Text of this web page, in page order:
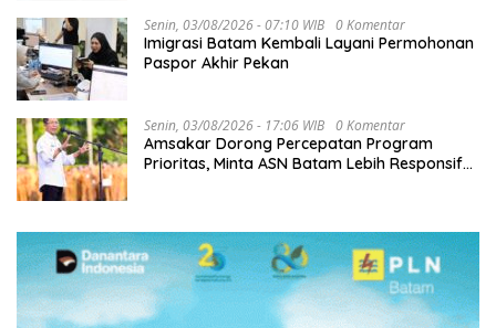
Senin, 03/08/2026 - 07:10 WIB 0 Komentar
Imigrasi Batam Kembali Layani Permohonan
Paspor Akhir Pekan
Senin, 03/08/2026 - 17:06 WIB 0 Komentar
Amsakar Dorong Percepatan Program
Prioritas, Minta ASN Batam Lebih Responsif